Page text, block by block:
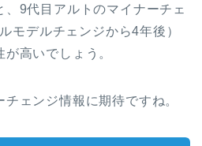
9代目アルトのマイナーチェ
モデルチェンジから4年後）
高いでしょう。
ェンジ情報に期待ですね。